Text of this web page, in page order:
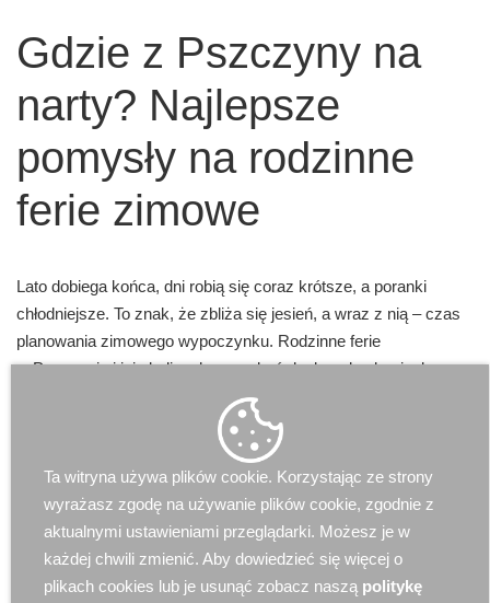
Gdzie z Pszczyny na
narty? Najlepsze
pomysły na rodzinne
ferie zimowe
Lato dobiega końca, dni robią się coraz krótsze, a poranki
chłodniejsze. To znak, że zbliża się jesień, a wraz z nią – czas
planowania zimowego wypoczynku. Rodzinne ferie
w Pszczynie i jej okolicach mogą być doskonałą okazją, by
odkryć uroki białego szaleństwa. Choć samo miasto nie ma
stoku narciarskiego, to jednak jego lokalizacja sprawia, że jest
idealną bazą wypadową do zimowych atrakcji regionu.
2025-09-16 10:46:59
Art Partnera 28755707
Ta witryna używa plików cookie. Korzystając ze strony
wyrażasz zgodę na używanie plików cookie, zgodnie z
aktualnymi ustawieniami przeglądarki. Możesz je w
każdej chwili zmienić. Aby dowiedzieć się więcej o
plikach cookies lub je usunąć zobacz naszą politykę